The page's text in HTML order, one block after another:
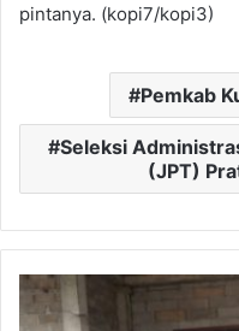
pintanya. (kopi7/kopi3)
Pemkab
Seleksi
(JPT)